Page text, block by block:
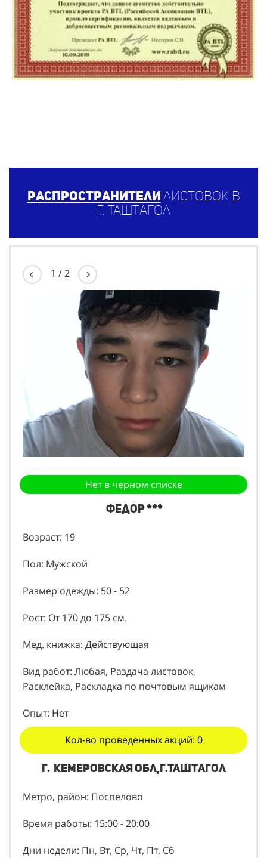
Распространители листовок в
г. Таштагол
1 /2
Нет в черном списке
Федор ***
Возраст: 19
Пол: Мужской
Размер одежды: 50 - 52
Рост: От 170 до 175 см.
Мед. книжка: Действующая
Вид работ: Любая, Раздача листовок,
Расклейка, Раскладка по почтовым ящикам
Опыт: Нет
Кол-во проведенных акций: 0
г. Кемеровская обл,г.Таштагол
Метро, район: Поспелово
Время работы: 15:00 - 20:00
Дни недели: Пн, Вт, Ср, Чт, Пт, Сб